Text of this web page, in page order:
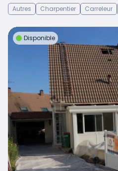
Autres
Charpentier Carreleur
Disponible